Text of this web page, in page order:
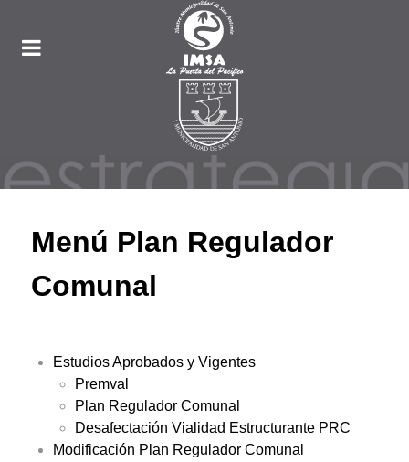
Menú Plan Regulador
Comunal
Estudios Aprobados y Vigentes
Premval
Plan Regulador Comunal
Desafectación Vialidad Estructurante PRC
Modificación Plan Regulador Comunal